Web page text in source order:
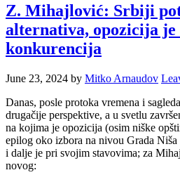
Z. Mihajlović: Srbiji
alternativa, opozicija je
konkurencija
June 23, 2024 by Mitko Arnaudov
Danas, posle protoka vremena i
drugačije perspektive, a u svetlu
na kojima je opozicija (osim niške
epilog oko izbora na nivou Grada
i dalje je pri svojim stavovima; za
novog: